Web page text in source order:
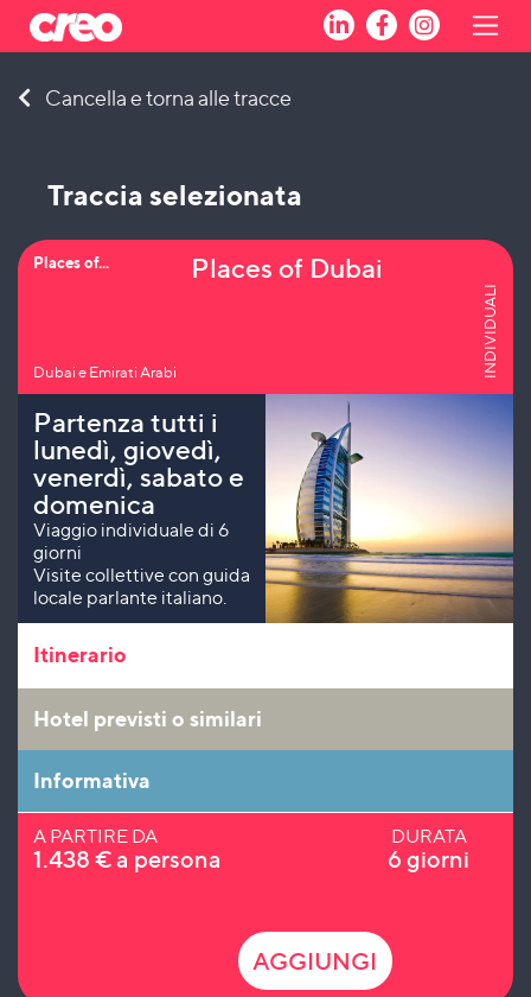
Cancella e torna alle tracce
Traccia selezionata
Places of...
Dubai e Emirati Arabi
Places of Dubai
INDIVIDUALI
Partenza tutti i
lunedì, giovedì,
venerdì, sabato e
domenica
Viaggio individuale di 6
giorni
Visite collettive con guida
locale parlante italiano.
Itinerario
Hotel previsti o similari
Informativa
A PARTIRE DA
1.438 €a persona
DURATA
6 giorni
AGGIUNGI